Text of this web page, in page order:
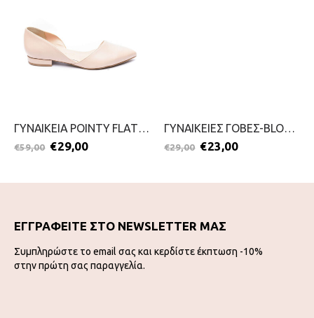
ΓΥΝΑΙΚΕΙΑ POINTY FLAT PUMPS-ENVIE-2099-0516-NUDE
€59,00 €29,00
ΓΥΝΑΙΚΕΙΕΣ ΓΟΒΕΣ-BLONDIE-2111-0326-ΚΑΦΕ
€29,00 €23,00
ΕΓΓΡΑΦΕΙΤΕ ΣΤΟ NEWSLETTER ΜΑΣ
Συμπληρώστε το email σας και κερδίστε έκπτωση -10%
στην πρώτη σας παραγγελία.